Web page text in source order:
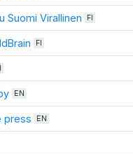
Suomi Virallinen FI
FI
EN
press EN